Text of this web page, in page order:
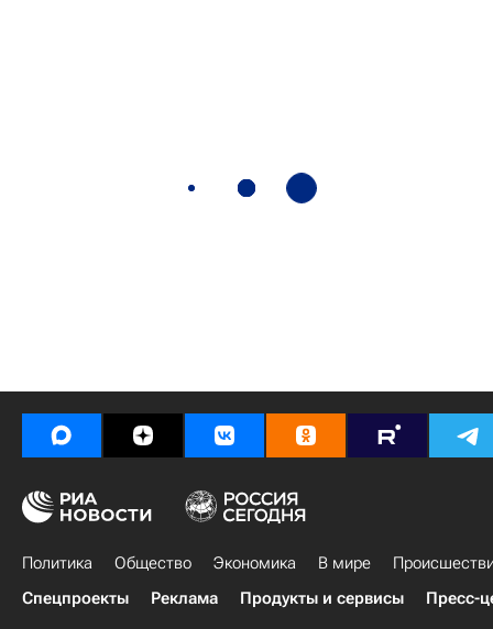
Политика Общество Экономика В мире
Спецпроекты
Реклама Продукты и сервисы Пресс-